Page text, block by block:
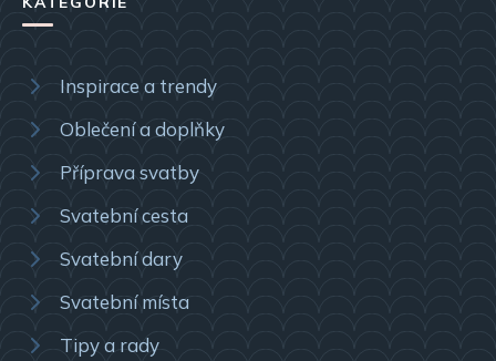
Inspirace a trendy
Oblečení a doplňky
Příprava svatby
Svatební cesta
Svatební dary
Svatební místa
Tipy a rady